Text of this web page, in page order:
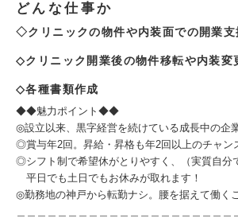
どんな仕事か
◇クリニックの物件や内装面での開業支
◇クリニック開業後の物件移転や内装変
◇各種書類作成
◆◆魅力ポイント◆◆
◎設立以来、黒字経営を続けている成長中の企業
◎賞与年2回。昇給・昇格も年2回以上のチャン
◎シフト制で希望休がとりやすく、（実質自分
平日でも土日でもお休みが取れます！
◎勤務地の神戸から転勤ナシ。腰を据えて働く